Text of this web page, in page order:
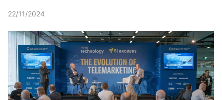
22/11/2024